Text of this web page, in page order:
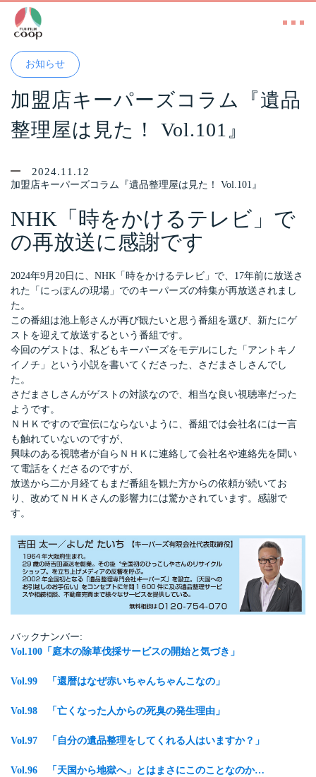
お知らせ
加盟店キーパーズコラム『遺品
整理屋は見た！ Vol.101』
2024.11.12
加盟店キーパーズコラム『遺品整理屋は見た！ Vol.101』
NHK「時をかけるテレビ」で
の再放送に感謝です
2024年9月20日に、NHK「時をかけるテレビ」で、17年前に放送さ
れた「にっぽんの現場」でのキーパーズの特集が再放送されまし
た。
この番組は池上彰さんが再び観たいと思う番組を選び、新たにゲ
ストを迎えて放送するという番組です。
今回のゲストは、私どもキーパーズをモデルにした「アントキノ
イノチ」という小説を書いてくださった、さだまさしさんでし
た。
さだまさしさんがゲストの対談なので、相当な良い視聴率だった
ようです。
ＮＨＫですので宣伝にならないように、番組では会社名には一言
も触れていないのですが、
興味のある視聴者が自らＮＨＫに連絡して会社名や連絡先を聞い
て電話をくださるのですが、
放送から二か月経てもまだ番組を観た方からの依頼が続いてお
り、改めてＮＨＫさんの影響力には驚かされています。感謝で
す。
バックナンバー:
Vol.100「庭木の除草伐採サービスの開始と気づき」
Vol.99 「還暦はなぜ赤いちゃんちゃんこなの」
Vol.98 「亡くなった人からの死臭の発生理由」
Vol.97 「自分の遺品整理をしてくれる人はいますか？」
Vol.96 「天国から地獄へ」とはまさにこのことなのか…